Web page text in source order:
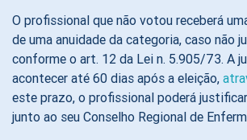
O profissional que não votou receberá
de uma anuidade da categoria, caso não
conforme o art. 12 da Lei n. 5.905/73. A
acontecer até 60 dias após a eleição,
este prazo, o profissional poderá
junto ao seu Conselho Regional de